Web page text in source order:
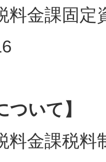
料金課固定
ついて】
料金課税料